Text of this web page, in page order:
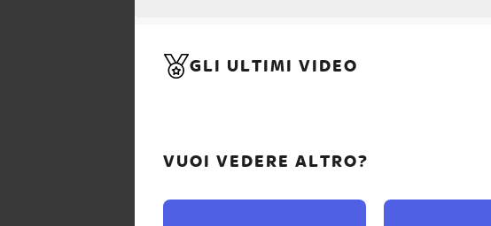
GLI ULTIMI VIDEO
VUOI VEDERE ALTRO?